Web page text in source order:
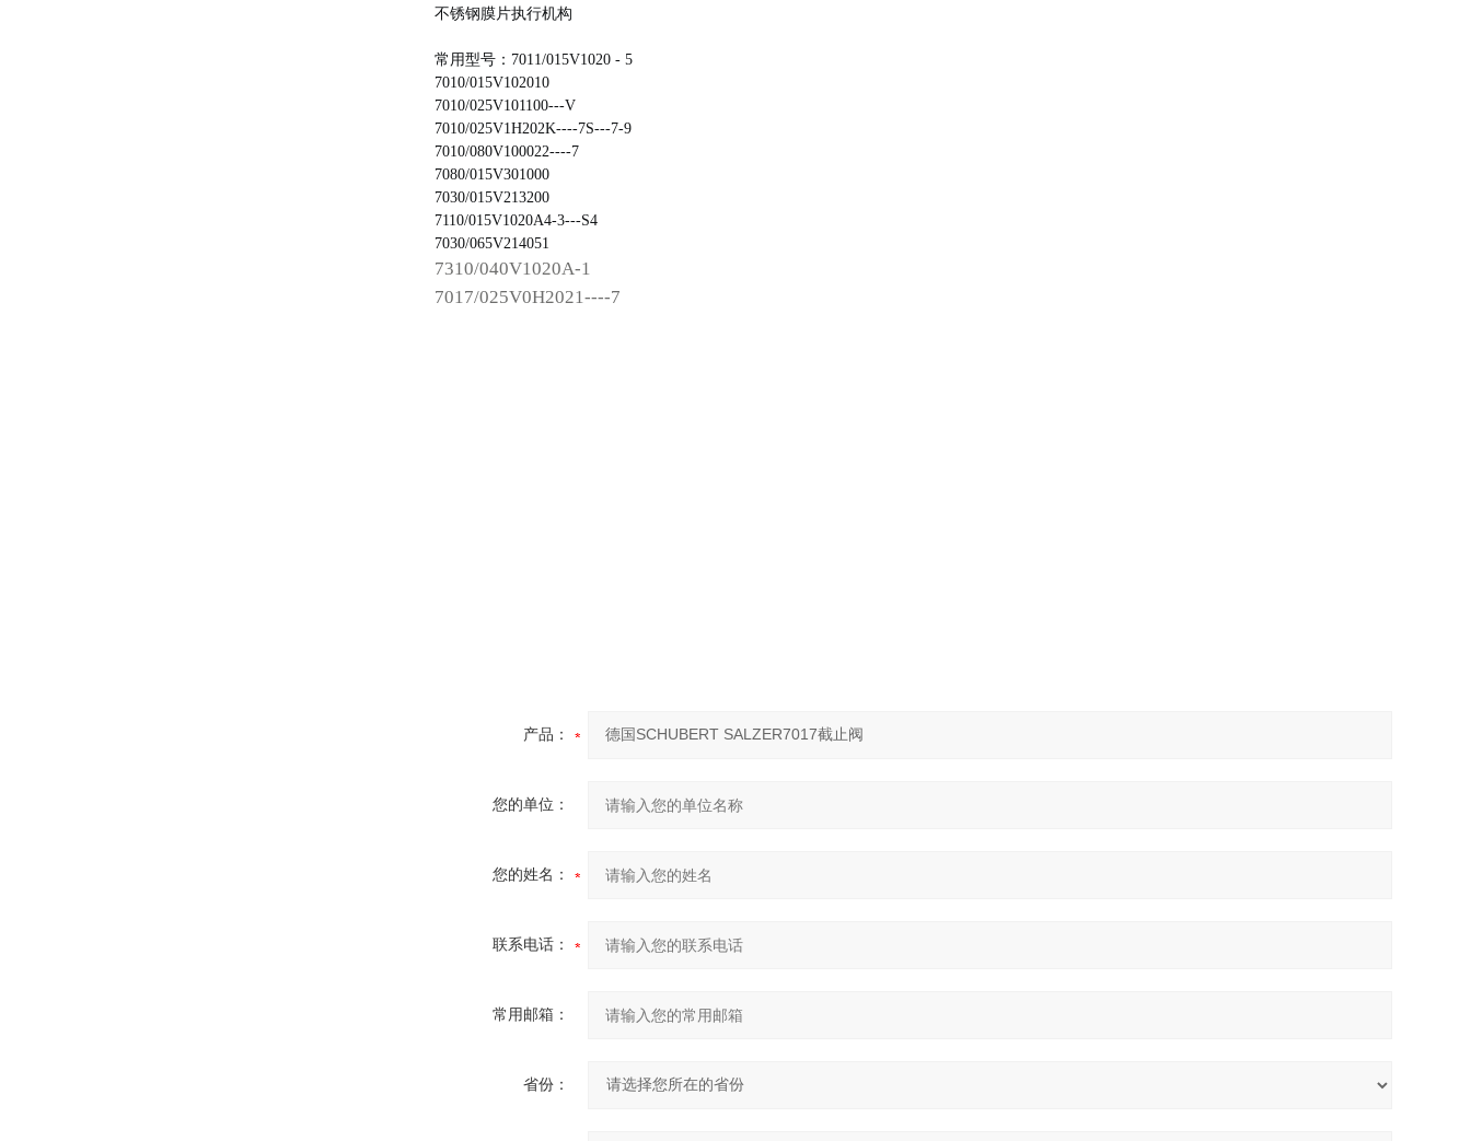
不锈钢膜片执行机构
常用型号：7011/015V1020 - 5
7010/015V102010
7010/025V101100---V
7010/025V1H202K----7S---7-9
7010/080V100022----7
7080/015V301000
7030/015V213200
7110/015V1020A4-3---S4
7030/065V214051
7310/040V1020A-1
7017/025V0H2021----7
产品：
您的单位：
您的姓名：
联系电话：
常用邮箱：
省份：